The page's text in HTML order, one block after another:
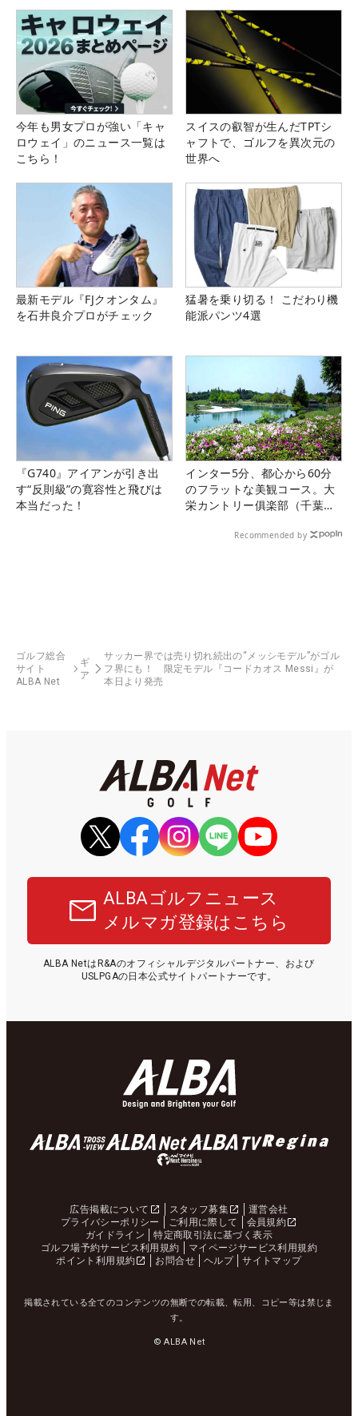
今年も男女プロが強い「キャ
ロウェイ」のニュース一覧は
こちら！
スイスの叡智が生んだTPTシ
ャフトで、ゴルフを異次元の
世界へ
最新モデル『FJクオンタム』
を石井良介プロがチェック
猛暑を乗り切る！ こだわり機
能派パンツ4選
『G740』アイアンが引き出
す“反則級”の寛容性と飛びは
本当だった！
インター5分、都心から60分
のフラットな美観コース。大
栄カントリー俱楽部（千葉
Recommended by
ゴルフ総合
サイト
ALBA Net
ギ
ア
サッカー界では売り切れ続出の“メッシモデル”がゴル
フ界にも！ 限定モデル『コードカオス Messi』が
本日より発売
ALBAゴルフニュース
メルマガ登録はこちら
ALBA NetはR&Aのオフィシャルデジタルパートナー、および
USLPGAの日本公式サイトパートナーです。
広告掲載について スタッフ募集
運営会社
プライバシーポリシー
ご利用に際して
会員規約
ガイドライン
特定商取引法に基づく表示
ゴルフ場予約サービス利用規約
マイページサービス利用規約
ポイント利用規約
お問合せ ヘルプ サイトマップ
掲載されている全てのコンテンツの無断での転載、転用、コピー等は禁じま
す。
© ALBA Net